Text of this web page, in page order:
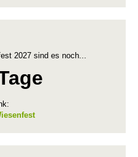
2027 sind es noch...